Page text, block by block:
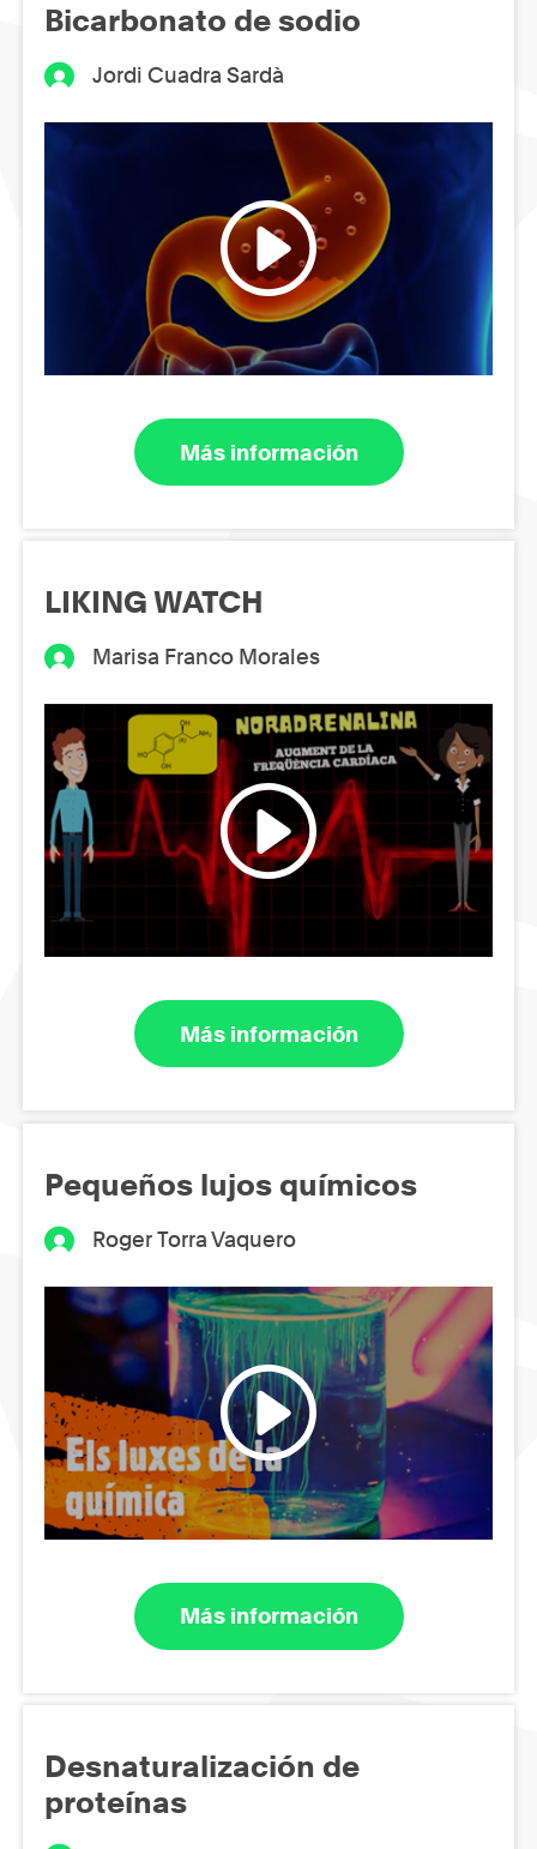
Bicarbonato de sodio
Jordi Cuadra Sardà
Más información
LIKING WATCH
Marisa Franco Morales
Más información
Pequeños lujos químicos
Roger Torra Vaquero
Más información
Desnaturalización de
proteínas